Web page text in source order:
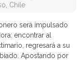
Chile
será impulsado
encontrar al
regresará a su
Apostando por